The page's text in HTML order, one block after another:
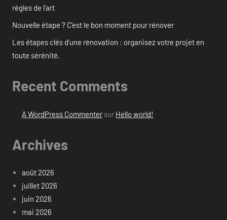
règles de l’art
Nouvelle étape ? C’est le bon moment pour rénover
Les étapes clés d’une rénovation : organisez votre projet en
toute sérénité.
Recent Comments
A WordPress Commentersur Hello world!
Archives
août 2026
juillet 2026
juin 2026
mai 2026